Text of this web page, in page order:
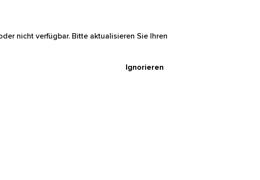
nicht verfügbar. Bitte aktualisieren Sie Ihren
Ignorieren